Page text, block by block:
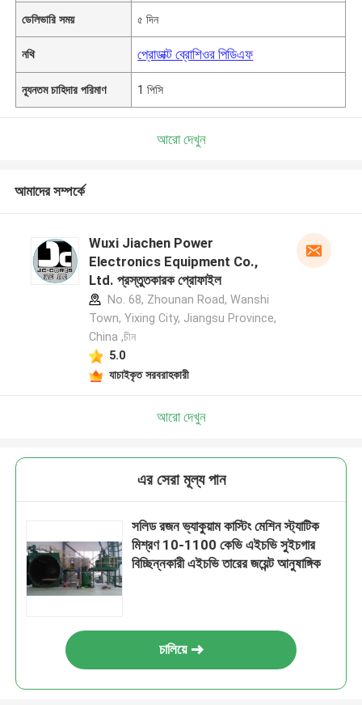
ডেলিভারি সময় ৫ দিন
নথি প্রোডাক্ট ব্রোশিওর পিডিএফ
ন্যূনতম চাহিদার পরিমাণ 1 পিসি
আরো দেখুন
আমাদের সম্পর্কে
Wuxi Jiachen Power
Electronics Equipment Co.,
Ltd. প্রস্তুতকারক প্রোফাইল
No. 68, Zhounan Road, Wanshi
Town, Yixing City, Jiangsu Province,
China ,চীন
5.0
যাচাইকৃত সরবরাহকারী
আরো দেখুন
এর সেরা মূল্য পান
সলিড রজন ভ্যাকুয়াম কাস্টিং মেশিন স্ট্যাটিক
মিশ্রণ 10-1100 কেভি এইচভি সুইচগার
বিচ্ছিন্নকারী এইচভি তারের জয়েন্ট আনুষাঙ্গিক
চালিয়ে